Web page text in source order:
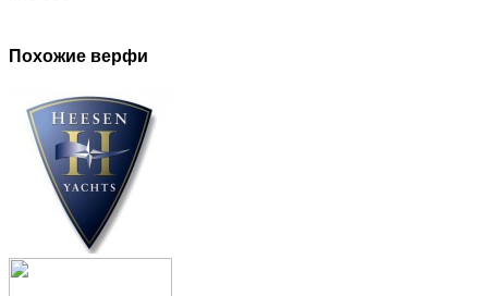
Похожие верфи